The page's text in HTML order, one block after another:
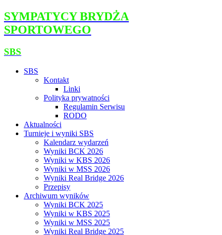
SYMPATYCY BRYDŻA
SPORTOWEGO
SBS
SBS
Kontakt
Linki
Polityka prywatności
Regulamin Serwisu
RODO
Aktualności
Turnieje i wyniki SBS
Kalendarz wydarzeń
Wyniki BCK 2026
Wyniki w KBS 2026
Wyniki w MSS 2026
Wyniki Real Bridge 2026
Przepisy
Archiwum wyników
Wyniki BCK 2025
Wyniki w KBS 2025
Wyniki w MSS 2025
Wyniki Real Bridge 2025